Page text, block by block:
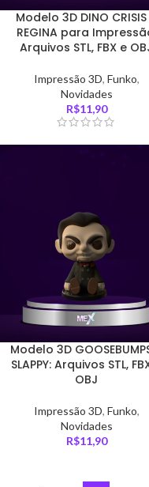
Modelo 3D DINO
REGINA para
Arquivos STL, FBX e
Impressão 3D, Funko,
Novidades
R$11,90
Modelo 3D
SLAPPY: Arquivos STL,
OBJ
Impressão 3D, Funko,
Novidades
R$11,90